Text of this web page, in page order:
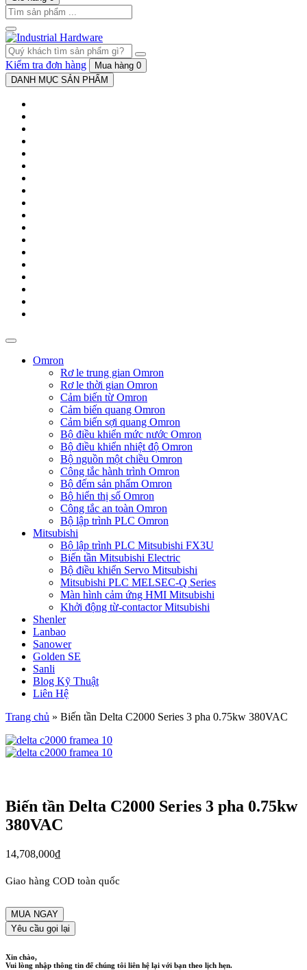
Kiểm tra đơn hàng Mua hàng 0
DANH MỤC SẢN PHẨM
Omron
Rơ le trung gian Omron
Rơ le thời gian Omron
Cảm biến từ Omron
Cảm biến quang Omron
Cảm biến sợi quang Omron
Bộ điều khiển mức nước Omron
Bộ điều khiển nhiệt độ Omron
Bộ nguồn một chiều Omron
Công tắc hành trình Omron
Bộ đếm sản phẩm Omron
Bộ hiển thị số Omron
Công tắc an toàn Omron
Bộ lập trình PLC Omron
Mitsubishi
Bộ lập trình PLC Mitsubishi FX3U
Biến tần Mitsubishi Electric
Bộ điều khiển Servo Mitsubishi
Mitsubishi PLC MELSEC-Q Series
Màn hình cảm ứng HMI Mitsubishi
Khởi động từ-contactor Mitsubishi
Shenler
Lanbao
Sanower
Golden SE
Sanli
Blog Kỹ Thuật
Liên Hệ
Trang chủ » Biến tần Delta C2000 Series 3 pha 0.75kw 380VAC
Biến tần Delta C2000 Series 3 pha 0.75kw
380VAC
14,708,000₫
Giao hàng COD toàn quốc
MUA NGAY
Yêu cầu gọi lại
Xin chào,
Vui lòng nhập thông tin để chúng tôi liên hệ lại với bạn theo lịch hẹn.